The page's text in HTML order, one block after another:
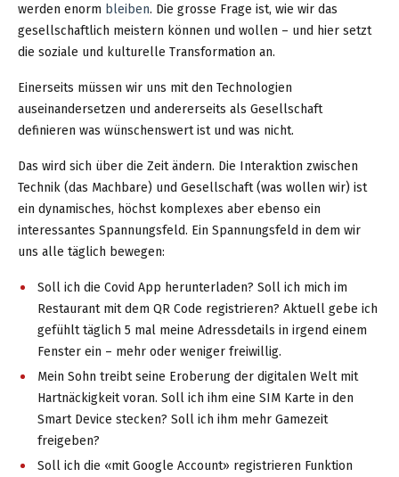
werden enorm bleiben. Die grosse Frage ist, wie wir das
gesellschaftlich meistern können und wollen – und hier setzt
die soziale und kulturelle Transformation an.
Einerseits müssen wir uns mit den Technologien
auseinandersetzen und andererseits als Gesellschaft
definieren was wünschenswert ist und was nicht.
Das wird sich über die Zeit ändern. Die Interaktion zwischen
Technik (das Machbare) und Gesellschaft (was wollen wir) ist
ein dynamisches, höchst komplexes aber ebenso ein
interessantes Spannungsfeld. Ein Spannungsfeld in dem wir
uns alle täglich bewegen:
Soll ich die Covid App herunterladen? Soll ich mich im
Restaurant mit dem QR Code registrieren? Aktuell gebe ich
gefühlt täglich 5 mal meine Adressdetails in irgend einem
Fenster ein – mehr oder weniger freiwillig.
Mein Sohn treibt seine Eroberung der digitalen Welt mit
Hartnäckigkeit voran. Soll ich ihm eine SIM Karte in den
Smart Device stecken? Soll ich ihm mehr Gamezeit
freigeben?
Soll ich die «mit Google Account» registrieren Funktion